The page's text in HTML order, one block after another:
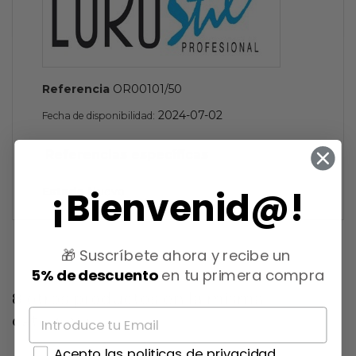
Referencia OR00101/50
Fecha de disponibilidad: 2024-07-02
Nuevo
8 otros productos en la misma
categoría:
¡Bienvenid@!
🎁 Suscríbete ahora y recibe un
5% de descuentoen tu primera compra